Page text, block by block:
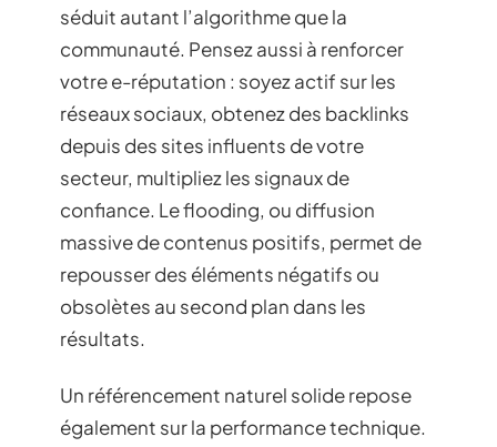
séduit autant l’algorithme que la
communauté. Pensez aussi à renforcer
votre e-réputation : soyez actif sur les
réseaux sociaux, obtenez des backlinks
depuis des sites influents de votre
secteur, multipliez les signaux de
confiance. Le flooding, ou diffusion
massive de contenus positifs, permet de
repousser des éléments négatifs ou
obsolètes au second plan dans les
résultats.
Un référencement naturel solide repose
également sur la performance technique.